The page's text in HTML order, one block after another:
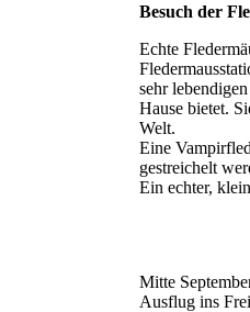
Besuch der
Echte
sehr
Hause bietet.
Welt.
Eine
gestreichelt
Ein echter,
Mitte
Ausflug ins